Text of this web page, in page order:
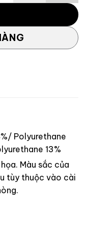
Polyurethane
13%
Màu sắc của
tùy thuộc vào cài